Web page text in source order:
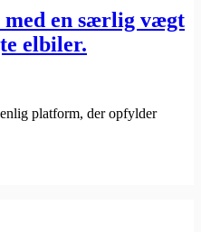
en særlig vægt
elbiler.
platform, der opfylder